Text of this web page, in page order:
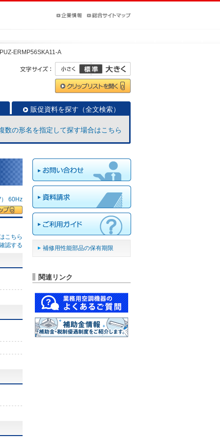
PUZ-ERMP56SKA11-A
販促資料を探す（全文検索）
数の形名を指定して探す場合はこちら
60Hz
こちら
認する
補修用性能部品の保有期限
関連リンク